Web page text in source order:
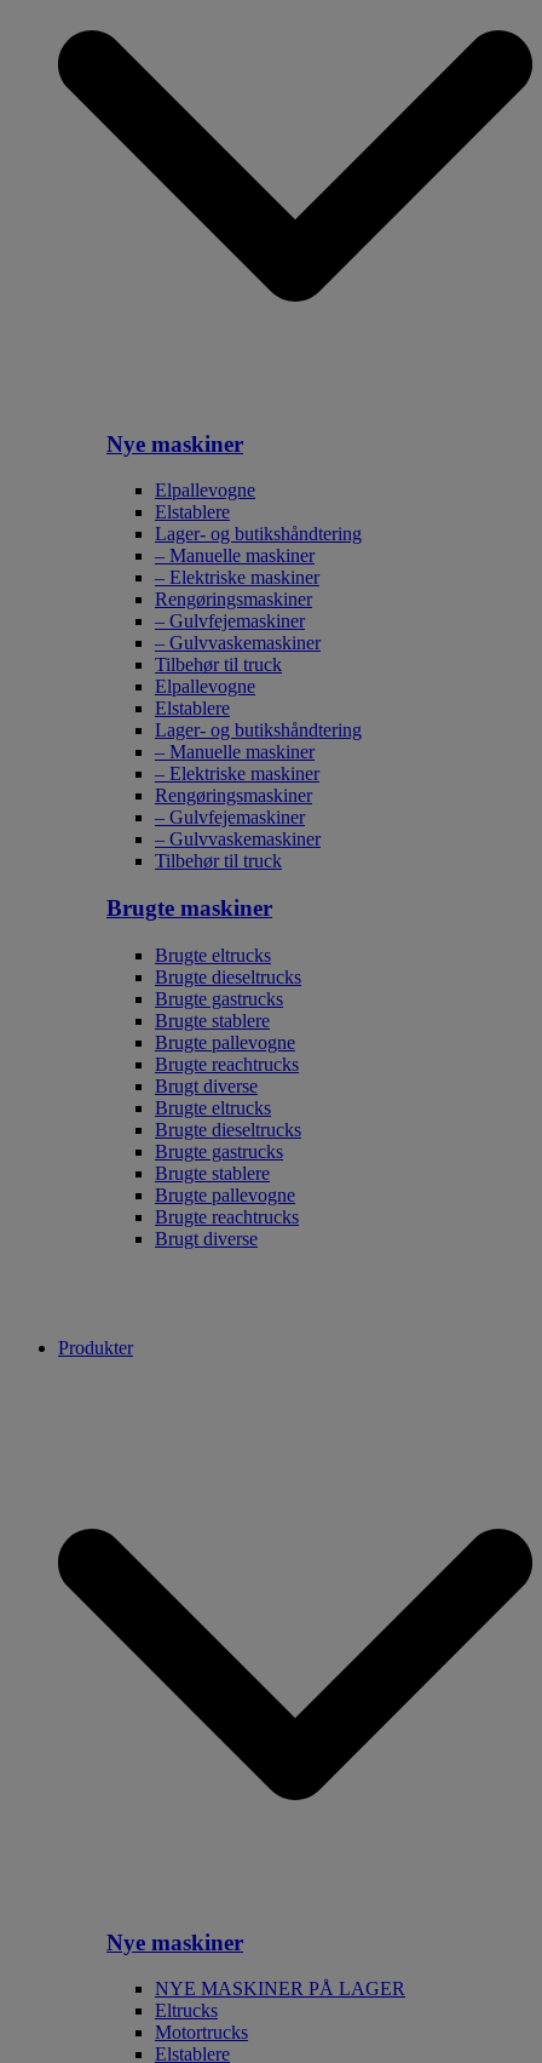
Nye maskiner
Elpallevogne
Elstablere
Lager- og butikshåndtering
– Manuelle maskiner
– Elektriske maskiner
Rengøringsmaskiner
– Gulvfejemaskiner
– Gulvvaskemaskiner
Tilbehør til truck
Elpallevogne
Elstablere
Lager- og butikshåndtering
– Manuelle maskiner
– Elektriske maskiner
Rengøringsmaskiner
– Gulvfejemaskiner
– Gulvvaskemaskiner
Tilbehør til truck
Brugte maskiner
Brugte eltrucks
Brugte dieseltrucks
Brugte gastrucks
Brugte stablere
Brugte pallevogne
Brugte reachtrucks
Brugt diverse
Brugte eltrucks
Brugte dieseltrucks
Brugte gastrucks
Brugte stablere
Brugte pallevogne
Brugte reachtrucks
Brugt diverse
Produkter
Nye maskiner
NYE MASKINER PÅ LAGER
Eltrucks
Motortrucks
Elstablere